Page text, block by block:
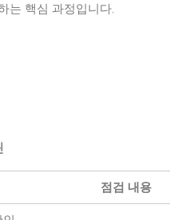
는 핵심 과정입니다.
점검 내용